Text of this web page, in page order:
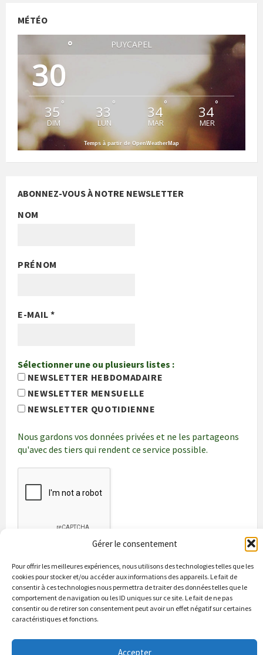
Gérer le consentement
Pour offrir les meilleures expériences, nous utilisons des technologies telles que les
cookies pour stocker et/ou accéder aux informations des appareils. Le fait de
consentir à ces technologies nous permettra de traiter des données telles que le
comportement de navigation ou les ID uniques sur ce site. Le fait de ne pas
consentir ou de retirer son consentement peut avoir un effet négatif sur certaines
caractéristiques et fonctions.
Accepter
MÉTÉO
PUYCAPEL
30
°
35 °
DIM
33 °
LUN
34°
MAR
34°
MER
Temps à partir de OpenWeatherMap
ABONNEZ-VOUS À NOTRE NEWSLETTER
NOM
PRÉNOM
E-MAIL*
Sélectionner une ou plusieurs listes :
NEWSLETTER HEBDOMADAIRE
NEWSLETTER MENSUELLE
NEWSLETTER QUOTIDIENNE
Nous gardons vos données privées et ne les partageons
qu'avec des tiers qui rendent ce service possible.
Bienvenue à Puycapel La municipalité
Actualités
Les bonnes adresses